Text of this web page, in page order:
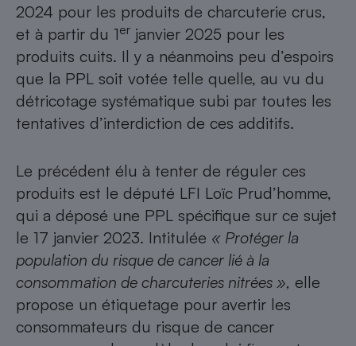
2024 pour les produits de charcuterie crus,
et à partir du 1er janvier 2025 pour les
produits cuits. Il y a néanmoins peu d’espoirs
que la PPL soit votée telle quelle, au vu du
détricotage systématique subi par toutes les
tentatives d’interdiction de ces additifs.
Le précédent élu à tenter de réguler ces
produits est le député LFI Loïc Prud’homme,
qui a déposé une PPL spécifique sur ce sujet
le 17 janvier 2023. Intitulée « Protéger la
population du risque de cancer lié à la
consommation de charcuteries nitrées », elle
propose un étiquetage pour avertir les
consommateurs du risque de cancer